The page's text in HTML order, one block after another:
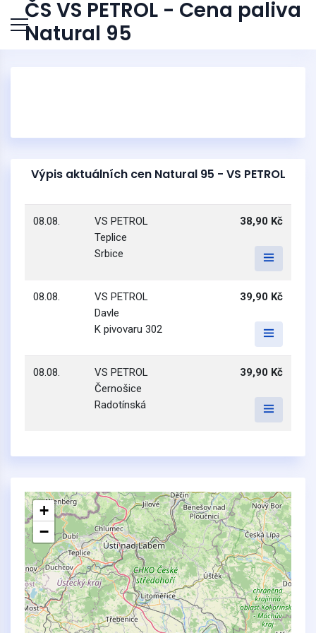
ČS VS PETROL - Cena paliva
Natural 95
Výpis aktuálních cen Natural 95 - VS PETROL
08.08.
VS PETROL
Teplice
Srbice
38,90 Kč
08.08.
VS PETROL
Davle
K pivovaru 302
39,90 Kč
08.08.
VS PETROL
Černošice
Radotínská
39,90 Kč
+
−